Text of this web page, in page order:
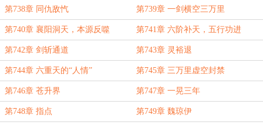
第738章 同仇敌忾 第739章 一剑横空三万里
第740章 襄阳洞天，本源反噬 第741章 六阶补天，五行功进
第742章 剑斩通道 第743章 灵裕退
第744章 六重天的“人情” 第745章 三万里虚空封禁
第746章 苍升界 第747章 一晃三年
第748章 指点 第749章 魏琼伊